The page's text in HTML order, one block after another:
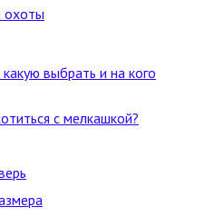
охоты
выбрать и на кого
с мелкашкой?